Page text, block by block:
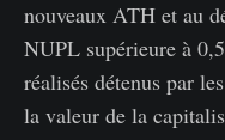
nouveaux ATH et au
NUPL supérieure à
réalisés détenus par
la valeur de la